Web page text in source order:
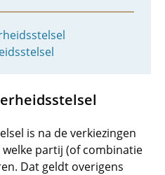
is na de verkiezingen
partij (of combinatie
Dat geldt overigens